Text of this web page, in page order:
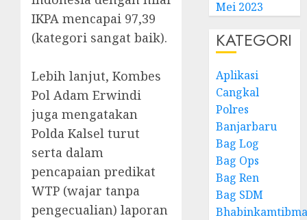
IKPA mencapai 97,39
(kategori sangat baik).
Lebih lanjut, Kombes
Pol Adam Erwindi
juga mengatakan
Polda Kalsel turut
serta dalam
pencapaian predikat
WTP (wajar tanpa
pengecualian) laporan
Mei 2023
KATEGORI
Aplikasi
Cangkal
Polres
Banjarbaru
Bag Log
Bag Ops
Bag Ren
Bag SDM